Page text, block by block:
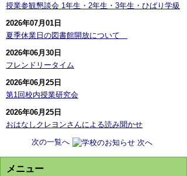
授業参観懇談会 1年生・2年生・3年生・ひばり学級
2026年07月01日
夏季休業日の図書館開放について
2026年06月30日
フレンドリータイム
2026年06月25日
第1回校内授業研究会
2026年06月25日
おはなしクレヨンさんによる読み聞かせ
次の一覧へ
メニュー